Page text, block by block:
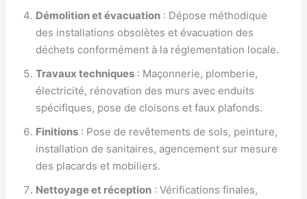
Démolition et évacuation : Dépose méthodique
des installations obsolètes et évacuation des
déchets conformément à la réglementation locale.
Travaux techniques : Maçonnerie, plomberie,
électricité, rénovation des murs avec enduits
spécifiques, pose de cloisons et faux plafonds.
Finitions : Pose de revêtements de sols, peinture,
installation de sanitaires, agencement sur mesure
des placards et mobiliers.
Nettoyage et réception : Vérifications finales,